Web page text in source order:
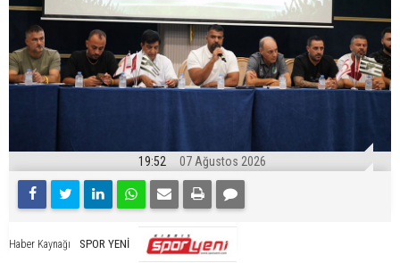
19:52 07 Ağustos 2026
Haber Kaynağı SPOR YENİ